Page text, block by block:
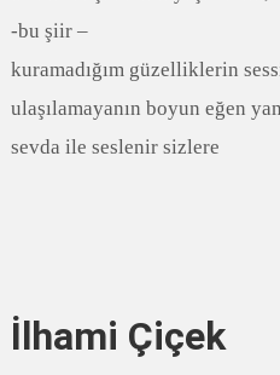
-bu şiir –
kuramadığım güzelliklerin
ulaşılamayanın boyun eğen
sevda ile seslenir sizlere
İlhami Çiçek